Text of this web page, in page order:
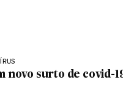
novo surto de covid-